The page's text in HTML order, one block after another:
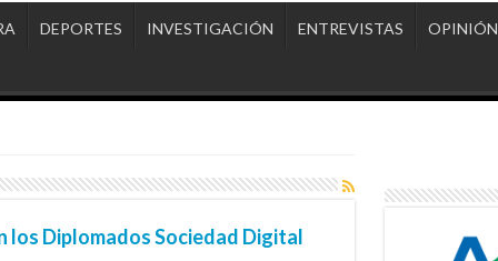
DEPORTES INVESTIGACIÓN ENTREVISTAS OPINIÓN
los Diplomados Sociedad Digital